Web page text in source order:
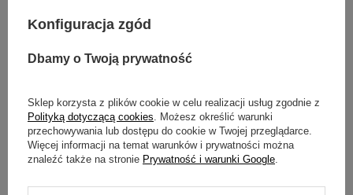
NAC
piasta, adapter ,uchwyt noża ,uchwyt listwy tnącej
Konfiguracja zgód
Dbamy o Twoją prywatność
Sklep korzysta z plików cookie w celu realizacji usług zgodnie z
Polityką dotyczącą cookies . Możesz określić warunki
przechowywania lub dostępu do cookie w Twojej przeglądarce.
Więcej informacji na temat warunków i prywatności można
znaleźć także na stronie Prywatność i warunki Google